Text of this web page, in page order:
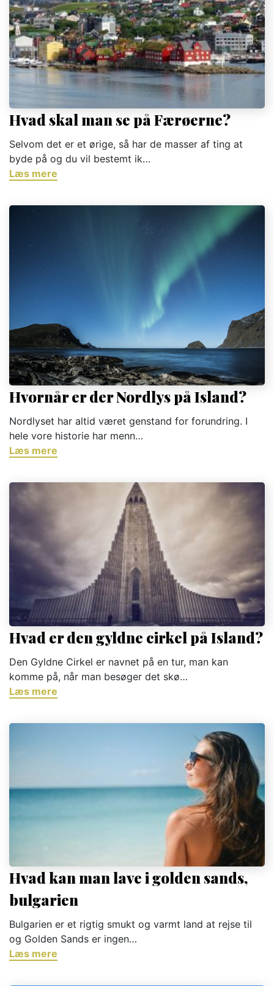
Hvad skal man se på Færøerne?
Selvom det er et ørige, så har de masser af ting at
byde på og du vil bestemt ik…
Læs mere
Hvornår er der Nordlys på Island?
Nordlyset har altid været genstand for forundring. I
hele vore historie har menn…
Læs mere
Hvad er den gyldne cirkel på Island?
Den Gyldne Cirkel er navnet på en tur, man kan
komme på, når man besøger det skø…
Læs mere
Hvad kan man lave i golden sands,
bulgarien
Bulgarien er et rigtig smukt og varmt land at rejse til
og Golden Sands er ingen…
Læs mere